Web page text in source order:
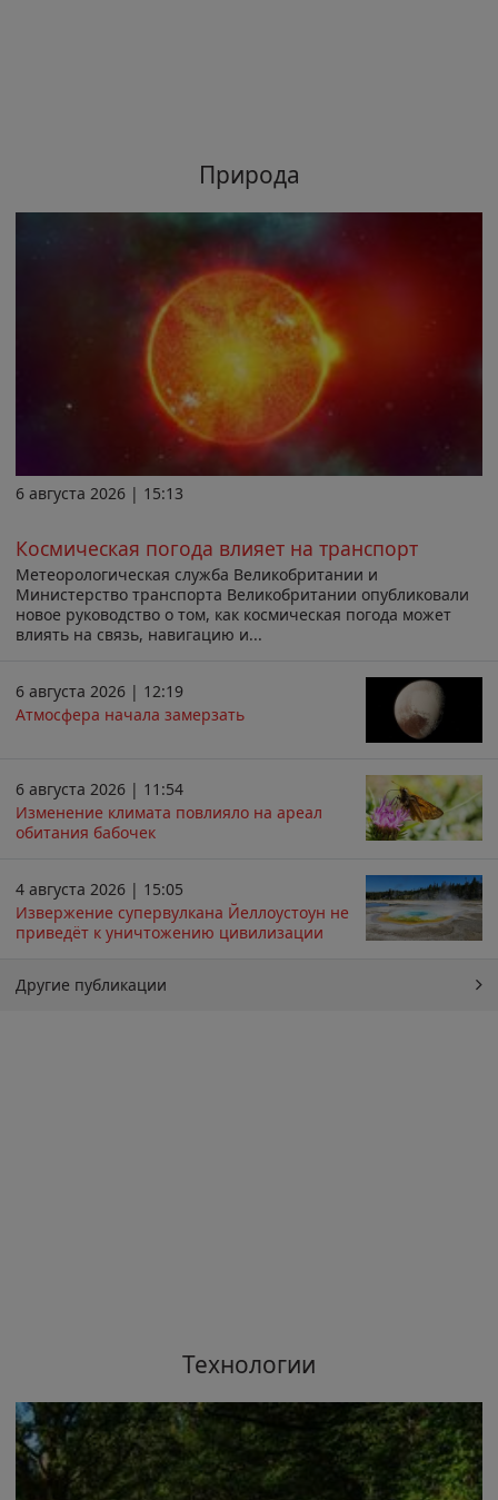
Природа
6 августа 2026 | 15:13
Космическая погода влияет на транспорт
Метеорологическая служба Великобритании и
Министерство транспорта Великобритании опубликовали
новое руководство о том, как космическая погода может
влиять на связь, навигацию и...
6 августа 2026 | 12:19
Атмосфера начала замерзать
6 августа 2026 | 11:54
Изменение климата повлияло на ареал
обитания бабочек
4 августа 2026 | 15:05
Извержение супервулкана Йеллоустоун не
приведёт к уничтожению цивилизации
Другие публикации
Технологии